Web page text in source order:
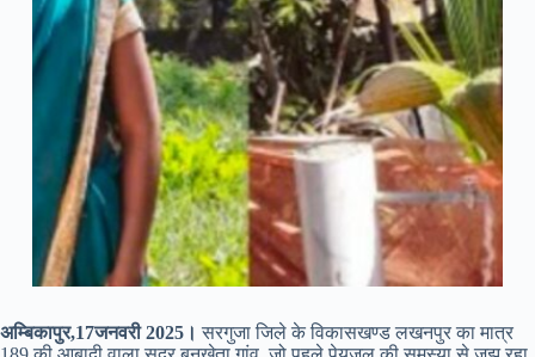
अम्बिकापुर,17जनवरी 2025। सरगुजा जिले के विकासखण्ड लखनपुर का मात्र